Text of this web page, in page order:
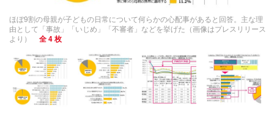
ほぼ9割の母親が子どもの日常について何らかの心配事があると回答。主な理
由として「事故」「いじめ」「不審者」などを挙げた（画像はプレスリリース
より）
全 4 枚